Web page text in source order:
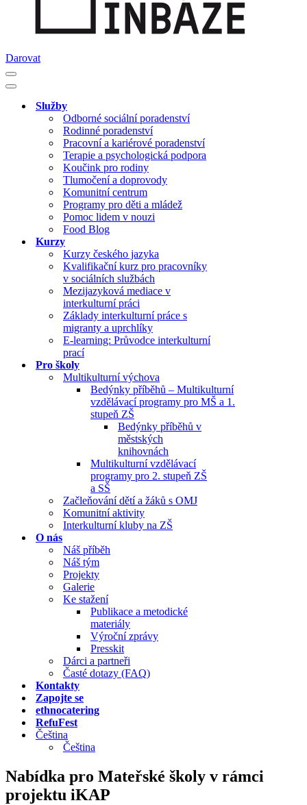
Darovat
Navigační
menu
Navigační
Služby
Odborné sociální poradenství
Rodinné poradenství
Pracovní a kariérové poradenství
Terapie a psychologická podpora
Koučink pro rodiny
Tlumočení a doprovody
Komunitní centrum
Programy pro děti a mládež
Pomoc lidem v nouzi
Food Blog
Kurzy
Kurzy českého jazyka
Kvalifikační kurz pro pracovníky
v sociálních službách
Mezijazyková mediace v
interkulturní práci
Základy interkulturní práce s
migranty a uprchlíky
E-learning: Průvodce interkulturní
prací
Pro školy
Multikulturní výchova
Bedýnky příběhů – Multikulturní
vzdělávací programy pro MŠ a 1.
stupeň ZŠ
Bedýnky příběhů v
městských
knihovnách
Multikulturní vzdělávací
programy pro 2. stupeň ZŠ
a SŠ
Začleňování dětí a žáků s OMJ
Komunitní aktivity
Interkulturní kluby na ZŠ
O nás
Náš příběh
Náš tým
Projekty
Galerie
Ke stažení
Publikace a metodické
materiály
Výroční zprávy
Presskit
Dárci a partneři
Časté dotazy (FAQ)
Kontakty
Zapojte se
ethnocatering
RefuFest
Čeština
Čeština
Nabídka pro Mateřské školy v rámci
projektu iKAP